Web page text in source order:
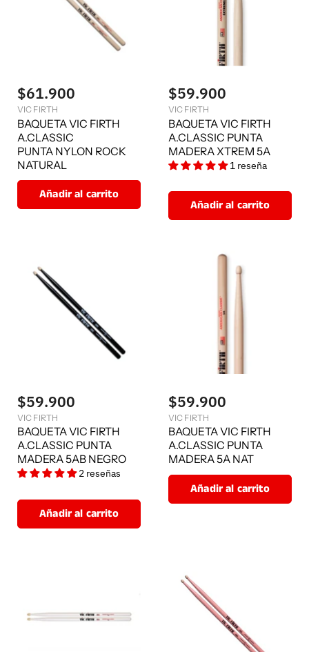
$61.900
VIC FIRTH
BAQUETA VIC FIRTH
A.CLASSIC
PUNTA NYLON ROCK
NATURAL
Añadir al carrito
$59.900
VIC FIRTH
BAQUETA VIC FIRTH
A.CLASSIC PUNTA
MADERA XTREM 5A
1 reseña
Añadir al carrito
$59.900
VIC FIRTH
BAQUETA VIC FIRTH
A.CLASSIC PUNTA
MADERA 5AB NEGRO
2 reseñas
Añadir al carrito
$59.900
VIC FIRTH
BAQUETA VIC FIRTH
A.CLASSIC PUNTA
MADERA 5A NAT
Añadir al carrito